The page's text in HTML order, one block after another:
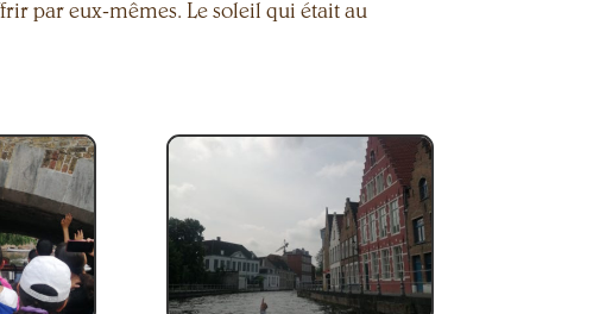
par eux-mêmes. Le soleil qui était au